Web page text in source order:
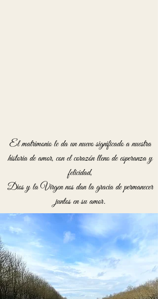
El matrimonio le da un nuevo significado a nuestra
historia de amor, con el corazón lleno de esperanza y
felicidad,
Dios y la Virgen nos dan la gracia de permanecer
juntos en su amor.